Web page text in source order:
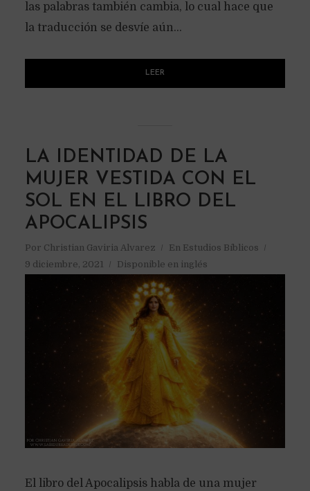
las palabras también cambia, lo cual hace que
la traducción se desvíe aún...
LEER
LA IDENTIDAD DE LA
MUJER VESTIDA CON EL
SOL EN EL LIBRO DEL
APOCALIPSIS
Por Christian Gaviria Alvarez En Estudios Bíblicos
9 diciembre, 2021
Disponible en inglés
El libro del Apocalipsis habla de una mujer